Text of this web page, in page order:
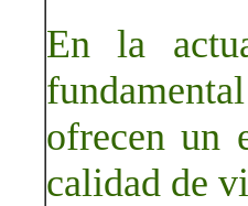
En la
ofrecen un
calidad de